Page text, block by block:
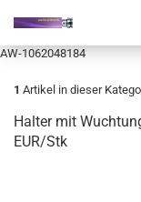
AW-1062048184
1 Artikel in dieser
Halter mit
EUR/Stk